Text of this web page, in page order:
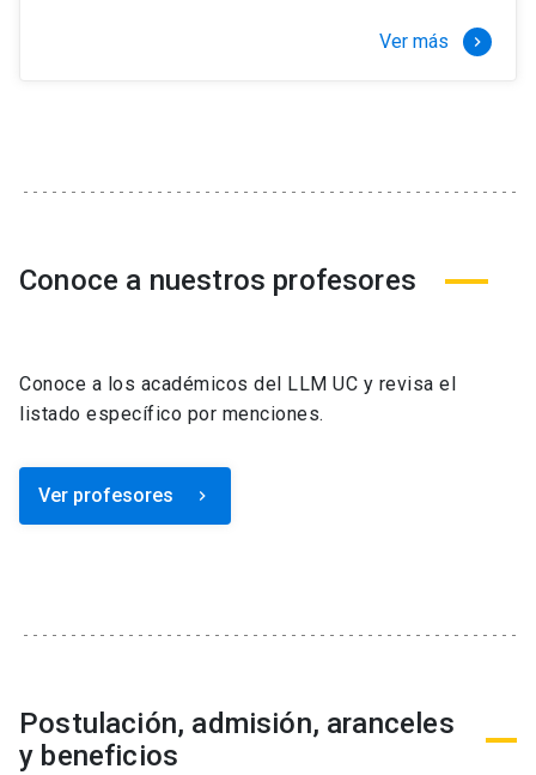
Ver más keyboard_arrow_right
Conoce a nuestros profesores
Conoce a los académicos del LLM UC y revisa el
listado específico por menciones.
Ver profesores keyboard_arrow_right
Postulación, admisión, aranceles
y beneficios